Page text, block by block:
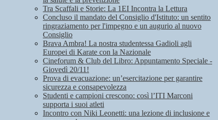
Tra Scaffali e Storie: La 1EI Incontra la Lettura
Concluso il mandato del Consiglio d'Istituto: un sentito
ringraziamento per l'impegno e un augurio al nuovo
Consiglio
Brava Ambra! La nostra studentessa Gadioli agli
Europei di Karate con la Nazionale
Cineforum & Club del Libro: Appuntamento Speciale -
Giovedì 20/11!
Prova di evacuazione: un’esercitazione per garantire
sicurezza e consapevolezza
Studenti e campioni crescono: così l’ITI Marconi
supporta i suoi atleti
Incontro con Niki Leonetti: una lezione di inclusione e